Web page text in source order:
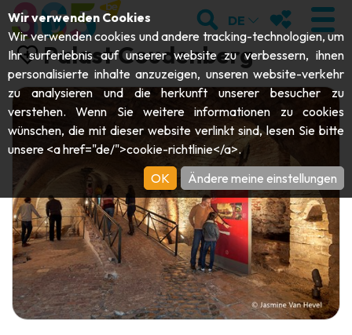
BESUCHEN
Abteien & Religiöse Monumente
Archäologie
Kunst
Handwerk & Know-how
Schlösser, Zitadellen & Belfriede
Folklore & Lokale Geschichte
ENTDECKEN
Höhlen
Garten, Parks & Naturstätten
Aquarien, Tierparks & Zoos
SICH BEWEGEN
Touristen-& Kreuzfahrt-Schiffe
Draisinen & Touristenzüge
Kajaks
VERANSTALTUNGEN
DIE BESTEN AKTIVITÄTEN FÜR
DIESEN SOMMER
SUCHEN
DE MEINE
Palast Coudenberg
Wir verwenden Cookies
Wir verwenden cookies und andere tracking-technologien, um
Ihr surferlebnis auf unserer website zu verbessern, ihnen
personalisierte inhalte anzuzeigen, unseren website-verkehr
zu analysieren und die herkunft unserer besucher zu
verstehen. Wenn Sie weitere informationen zu cookies
wünschen, die mit dieser website verlinkt sind, lesen Sie bitte
unsere <a href="de/">cookie-richtlinie</a>.
OK
Ändere meine einstellungen